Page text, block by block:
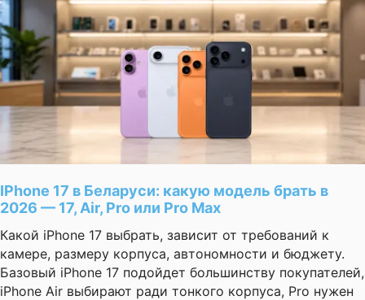
IPhone 17 в Беларуси: какую модель брать в
2026 — 17, Air, Pro или Pro Max
Какой iPhone 17 выбрать, зависит от требований к
камере, размеру корпуса, автономности и бюджету.
Базовый iPhone 17 подойдет большинству покупателей,
iPhone Air выбирают ради тонкого корпуса, Pro нужен